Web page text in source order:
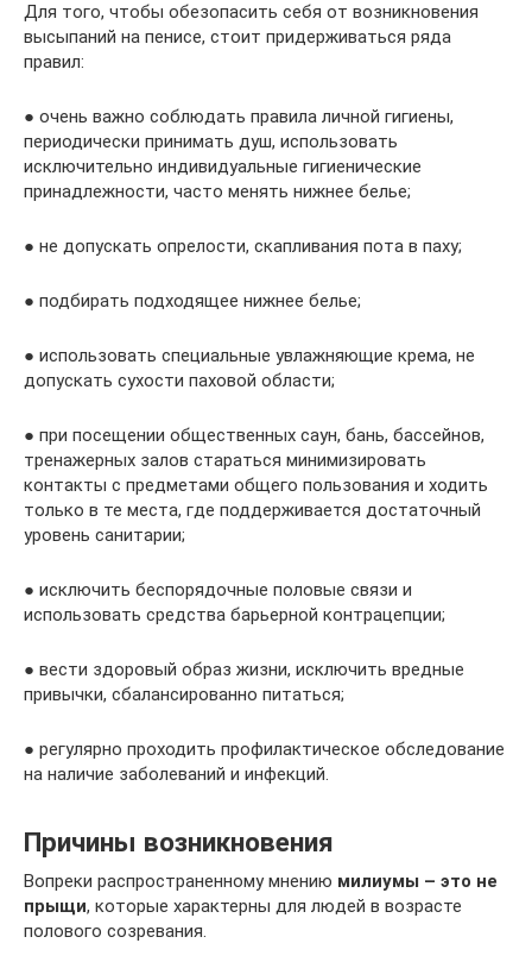
Для того, чтобы обезопасить себя от возникновения
высыпаний на пенисе, стоит придерживаться ряда
правил:
● очень важно соблюдать правила личной гигиены,
периодически принимать душ, использовать
исключительно индивидуальные гигиенические
принадлежности, часто менять нижнее белье;
● не допускать опрелости, скапливания пота в паху;
● подбирать подходящее нижнее белье;
● использовать специальные увлажняющие крема, не
допускать сухости паховой области;
● при посещении общественных саун, бань, бассейнов,
тренажерных залов стараться минимизировать
контакты с предметами общего пользования и ходить
только в те места, где поддерживается достаточный
уровень санитарии;
● исключить беспорядочные половые связи и
использовать средства барьерной контрацепции;
● вести здоровый образ жизни, исключить вредные
привычки, сбалансированно питаться;
● регулярно проходить профилактическое обследование
на наличие заболеваний и инфекций.
Причины возникновения
Вопреки распространенному мнению милиумы – это не
прыщи, которые характерны для людей в возрасте
полового созревания.